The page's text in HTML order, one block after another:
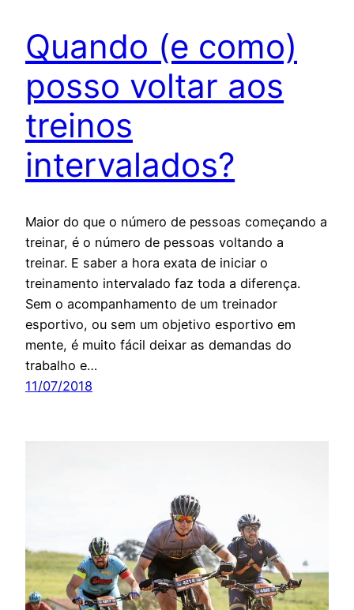
Quando (e como)
posso voltar aos
treinos
intervalados?
Maior do que o número de pessoas começando a
treinar, é o número de pessoas voltando a
treinar. E saber a hora exata de iniciar o
treinamento intervalado faz toda a diferença.
Sem o acompanhamento de um treinador
esportivo, ou sem um objetivo esportivo em
mente, é muito fácil deixar as demandas do
trabalho e…
11/07/2018